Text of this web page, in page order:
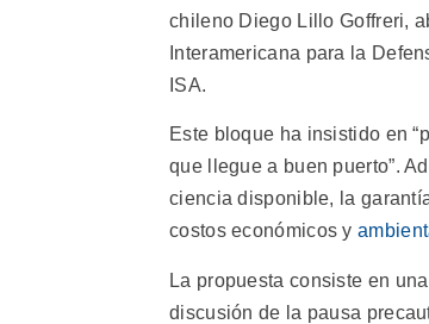
chileno Diego Lillo Goffreri,
Interamericana para la
ISA.
Este bloque ha insistido en
que llegue a buen puerto”.
ciencia disponible, la
costos económicos y
La propuesta consiste en
discusión de la pausa